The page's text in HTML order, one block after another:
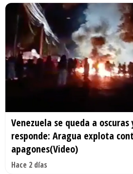
Venezuela se queda a
responde: Aragua explota
apagones(Video)
Hace 2 días